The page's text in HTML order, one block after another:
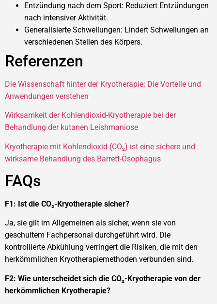
Entzündung nach dem Sport: Reduziert Entzündungen
nach intensiver Aktivität.
Generalisierte Schwellungen: Lindert Schwellungen an
verschiedenen Stellen des Körpers.
Referenzen
Die Wissenschaft hinter der Kryotherapie: Die Vorteile und
Anwendungen verstehen
Wirksamkeit der Kohlendioxid-Kryotherapie bei der
Behandlung der kutanen Leishmaniose
Kryotherapie mit Kohlendioxid (CO₂) ist eine sichere und
wirksame Behandlung des Barrett-Ösophagus
FAQs
F1: Ist die CO₂-Kryotherapie sicher?
Ja, sie gilt im Allgemeinen als sicher, wenn sie von
geschultem Fachpersonal durchgeführt wird. Die
kontrollierte Abkühlung verringert die Risiken, die mit den
herkömmlichen Kryotherapiemethoden verbunden sind.
F2: Wie unterscheidet sich die CO₂-Kryotherapie von der
herkömmlichen Kryotherapie?